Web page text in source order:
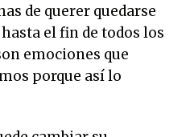
de querer quedarse
el fin de todos los
emociones que
porque así lo